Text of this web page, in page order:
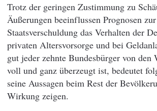
Trotz der geringen Zustimmung zu
Äußerungen beeinflussen Prognosen zur
Staatsverschuldung das Verhalten der
privaten Altersvorsorge und bei
gut jeder zehnte Bundesbürger von den
voll und ganz überzeugt ist, bedeutet
seine Aussagen beim Rest der
Wirkung zeigen.